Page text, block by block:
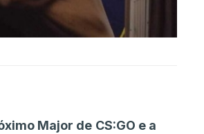
Major de CS:GO e a